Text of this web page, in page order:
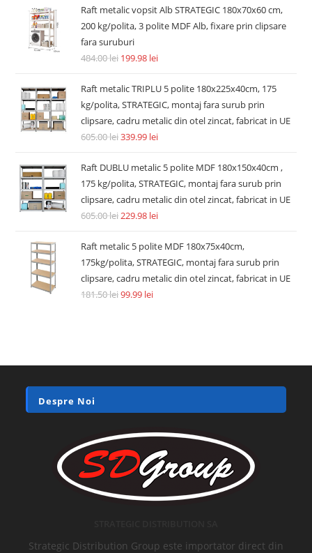
Raft metalic vopsit Alb STRATEGIC 180x70x60 cm,
200 kg/polita, 3 polite MDF Alb, fixare prin clipsare
fara suruburi
484.00lei 199.98 lei
Raft metalic TRIPLU 5 polite 180x225x40cm, 175
kg/polita, STRATEGIC, montaj fara surub prin
clipsare, cadru metalic din otel zincat, fabricat in UE
605.00lei339.99 lei
Raft DUBLU metalic 5 polite MDF 180x150x40cm ,
175 kg/polita, STRATEGIC, montaj fara surub prin
clipsare, cadru metalic din otel zincat, fabricat in UE
605.00lei229.98 lei
Raft metalic 5 polite MDF 180x75x40cm,
175kg/polita, STRATEGIC, montaj fara surub prin
clipsare, cadru metalic din otel zincat, fabricat in UE
181.50lei99.99 lei
Despre Noi
Strategic Distribution Group este importator direct din